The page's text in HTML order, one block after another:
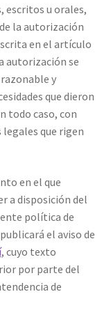
escritos u orales,
la autorización
en el artículo
autorización se
y
que dieron
todo caso, con
legales que rigen
en el que
a disposición del
política de
el aviso de
, cuyo texto
por parte del
de